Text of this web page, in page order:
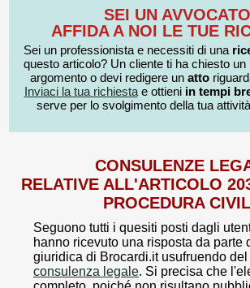
SEI UN
AFFIDA A NOI LE TUE
Sei un professionista e necessiti di una
questo articolo? Un cliente ti ha chiesto un
argomento o devi redigere un atto
Inviaci la tua richiestae ottieni in tempi
serve per lo svolgimento della tua
CONSULENZE
RELATIVE ALL'ARTICOLO
PROCEDURA
Seguono tutti i quesiti posti dagli
hanno ricevuto una risposta da parte
giuridica di Brocardi.it usufruendo del
consulenza legale. Si precisa che